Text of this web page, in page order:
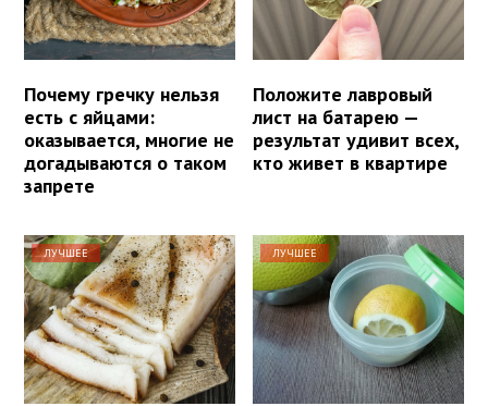
Почему гречку нельзя
есть с яйцами:
оказывается, многие не
догадываются о таком
запрете
Положите лавровый
лист на батарею —
результат удивит всех,
кто живет в квартире
ЛУЧШЕЕ ЛУЧШЕЕ